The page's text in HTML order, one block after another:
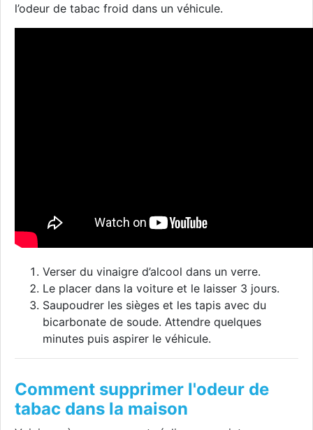
l’odeur de tabac froid dans un véhicule.
Verser du vinaigre d’alcool dans un verre.
Le placer dans la voiture et le laisser 3 jours.
Saupoudrer les sièges et les tapis avec du
bicarbonate de soude. Attendre quelques
minutes puis aspirer le véhicule.
Comment supprimer l'odeur de
tabac dans la maison